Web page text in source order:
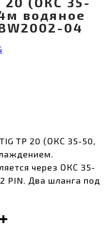
водяное
04
TP 20 (ОКС 35-50,
через ОКС 35-
PIN. Два шланга под